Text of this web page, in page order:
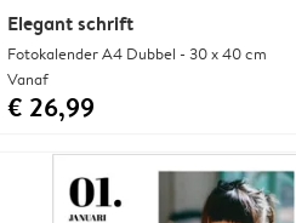
Elegant schrift
Fotokalender A4 Dubbel - 30 x 40 cm
Vanaf
€ 26,99